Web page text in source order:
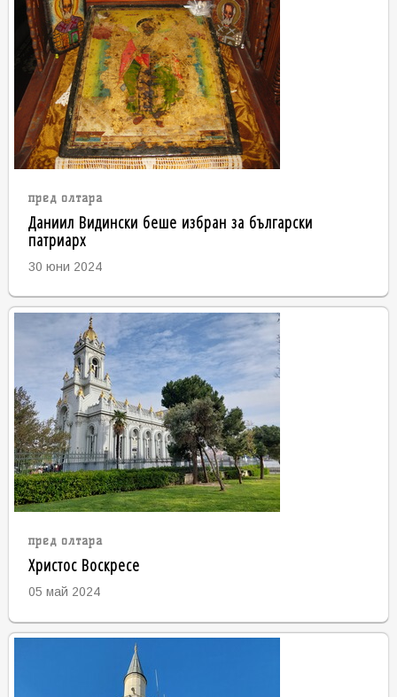
пред олтара
Даниил Видински беше избран за български
патриарх
30 юни 2024
пред олтара
Христос Воскресе
05 май 2024